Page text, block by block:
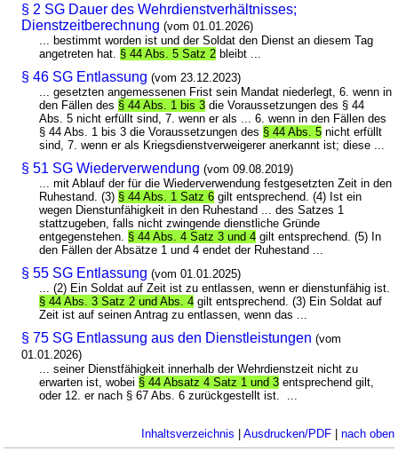
§ 2 SG Dauer des Wehrdienstverhältnisses;
Dienstzeitberechnung (vom 01.01.2026)
... bestimmt worden ist und der Soldat den Dienst an diesem Tag
angetreten hat. § 44 Abs. 5 Satz 2 bleibt ...
§ 46 SG Entlassung (vom 23.12.2023)
... gesetzten angemessenen Frist sein Mandat niederlegt, 6. wenn in
den Fällen des § 44 Abs. 1 bis 3 die Voraussetzungen des § 44
Abs. 5 nicht erfüllt sind, 7. wenn er als ... 6. wenn in den Fällen des
§ 44 Abs. 1 bis 3 die Voraussetzungen des § 44 Abs. 5 nicht erfüllt
sind, 7. wenn er als Kriegsdienstverweigerer anerkannt ist; diese ...
§ 51 SG Wiederverwendung (vom 09.08.2019)
... mit Ablauf der für die Wiederverwendung festgesetzten Zeit in den
Ruhestand. (3) § 44 Abs. 1 Satz 6 gilt entsprechend. (4) Ist ein
wegen Dienstunfähigkeit in den Ruhestand ... des Satzes 1
stattzugeben, falls nicht zwingende dienstliche Gründe
entgegenstehen. § 44 Abs. 4 Satz 3 und 4 gilt entsprechend. (5) In
den Fällen der Absätze 1 und 4 endet der Ruhestand ...
§ 55 SG Entlassung (vom 01.01.2025)
... (2) Ein Soldat auf Zeit ist zu entlassen, wenn er dienstunfähig ist.
§ 44 Abs. 3 Satz 2 und Abs. 4 gilt entsprechend. (3) Ein Soldat auf
Zeit ist auf seinen Antrag zu entlassen, wenn das ...
§ 75 SG Entlassung aus den Dienstleistungen (vom
01.01.2026)
... seiner Dienstfähigkeit innerhalb der Wehrdienstzeit nicht zu
erwarten ist, wobei § 44 Absatz 4 Satz 1 und 3 entsprechend gilt,
oder 12. er nach § 67 Abs. 6 zurückgestellt ist. ...
Inhaltsverzeichnis | Ausdrucken/PDF| nach oben